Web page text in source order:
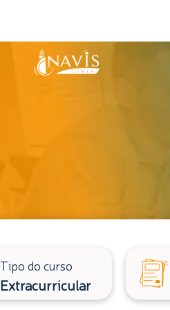
Tipo do curso
Extracurricular